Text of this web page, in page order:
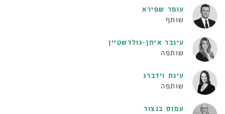
עופר שפירא
שותף
עינבר איתן-גולדשטיין
שותפה
עינת וידברג
שותפה
עמוס בנצור